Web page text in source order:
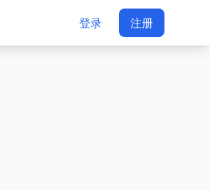
登录 注册